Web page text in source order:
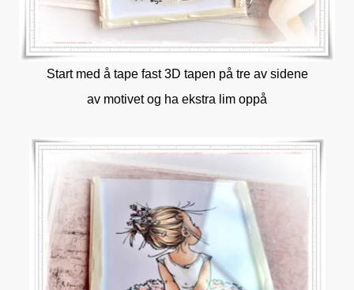
Start med å tape fast 3D tapen på tre av sidene
av motivet og ha ekstra lim oppå